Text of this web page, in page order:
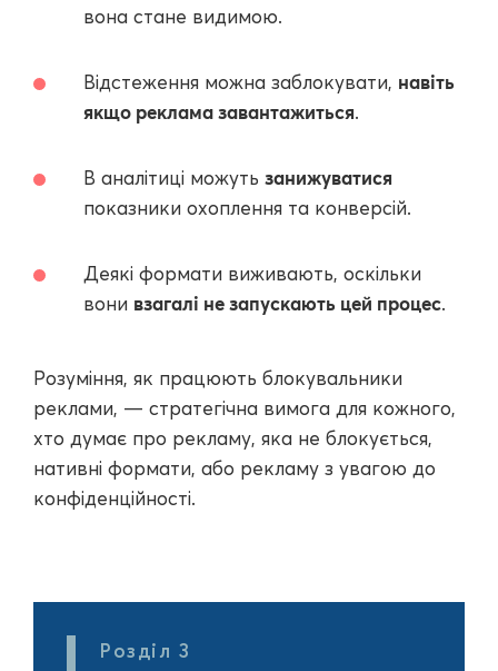
вона стане видимою.
Відстеження можна заблокувати, навіть
якщо реклама завантажиться.
В аналітиці можуть занижуватися
показники охоплення та конверсій.
Деякі формати виживають, оскільки
вони взагалі не запускають цей процес.
Розуміння, як працюють блокувальники
реклами, — стратегічна вимога для кожного,
хто думає про рекламу, яка не блокується,
нативні формати, або рекламу з увагою до
конфіденційності.
Розділ 3